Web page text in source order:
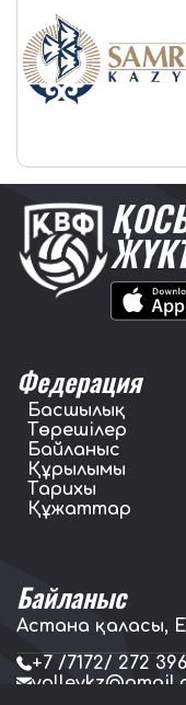
Федерация
Басшылық
Төрешілер
Байланыс
Құрылымы
Тарихы
Құжаттар
Байланыс
Астана қаласы,
+7 /7172/ 272 396